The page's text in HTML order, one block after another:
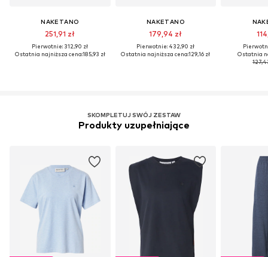
NAKETANO
251,91 zł
Pierwotnie: 312,90 zł
Ostatnia najniższa cena:185,93 zł
NAKETANO
179,94 zł
Pierwotnie: 432,90 zł
Ostatnia najniższa cena:129,16 zł
Ostatnia
SKOMPLETUJ SWÓJ ZESTAW
Produkty uzupełniające